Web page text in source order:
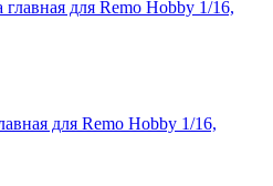
для Remo Hobby 1/16,